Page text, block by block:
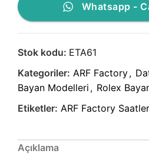
Whatsapp -
Stok kodu: ETA61
Kategoriler: ARF Factory,
Bayan Modelleri , Rolex
Etiketler: ARF Factory Saatler
Açıklama